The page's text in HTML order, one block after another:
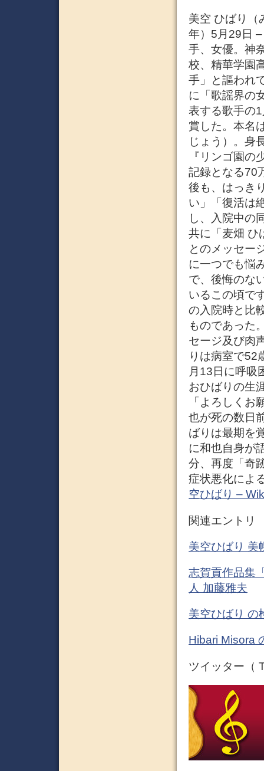
美空 ひばり（
年）5月29日
手、女優。神
校、精華学園
手」と謳われ
に「歌謡界の
表する歌手の
賞した。本名
じょう）。身
『リンゴ園
記録となる70
後も、はっき
い」「復活は
し、入院中の
共に「麦畑 ひ
とのメッセー
に一つでも悩
で、後悔のな
いるこの頃で
の入院時と比
ものであった
セージ及び肉
りは病室で52
月13日に呼吸
おひばりの生
「よろしく
也が死の数日
ばりは最期を
に和也自身が
分、再度「奇
症状悪化によ
空ひばり –
関連エントリ
美空ひばり 美
志賀貢作品集
人 加藤雅夫
美空ひばり の
Hibari Misora
ツイッター（